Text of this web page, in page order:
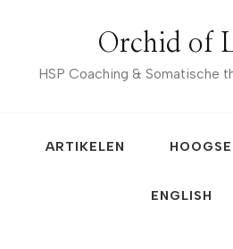
Orchid of
HSP Coaching & Somatische
ARTIKELEN
ENGLISH